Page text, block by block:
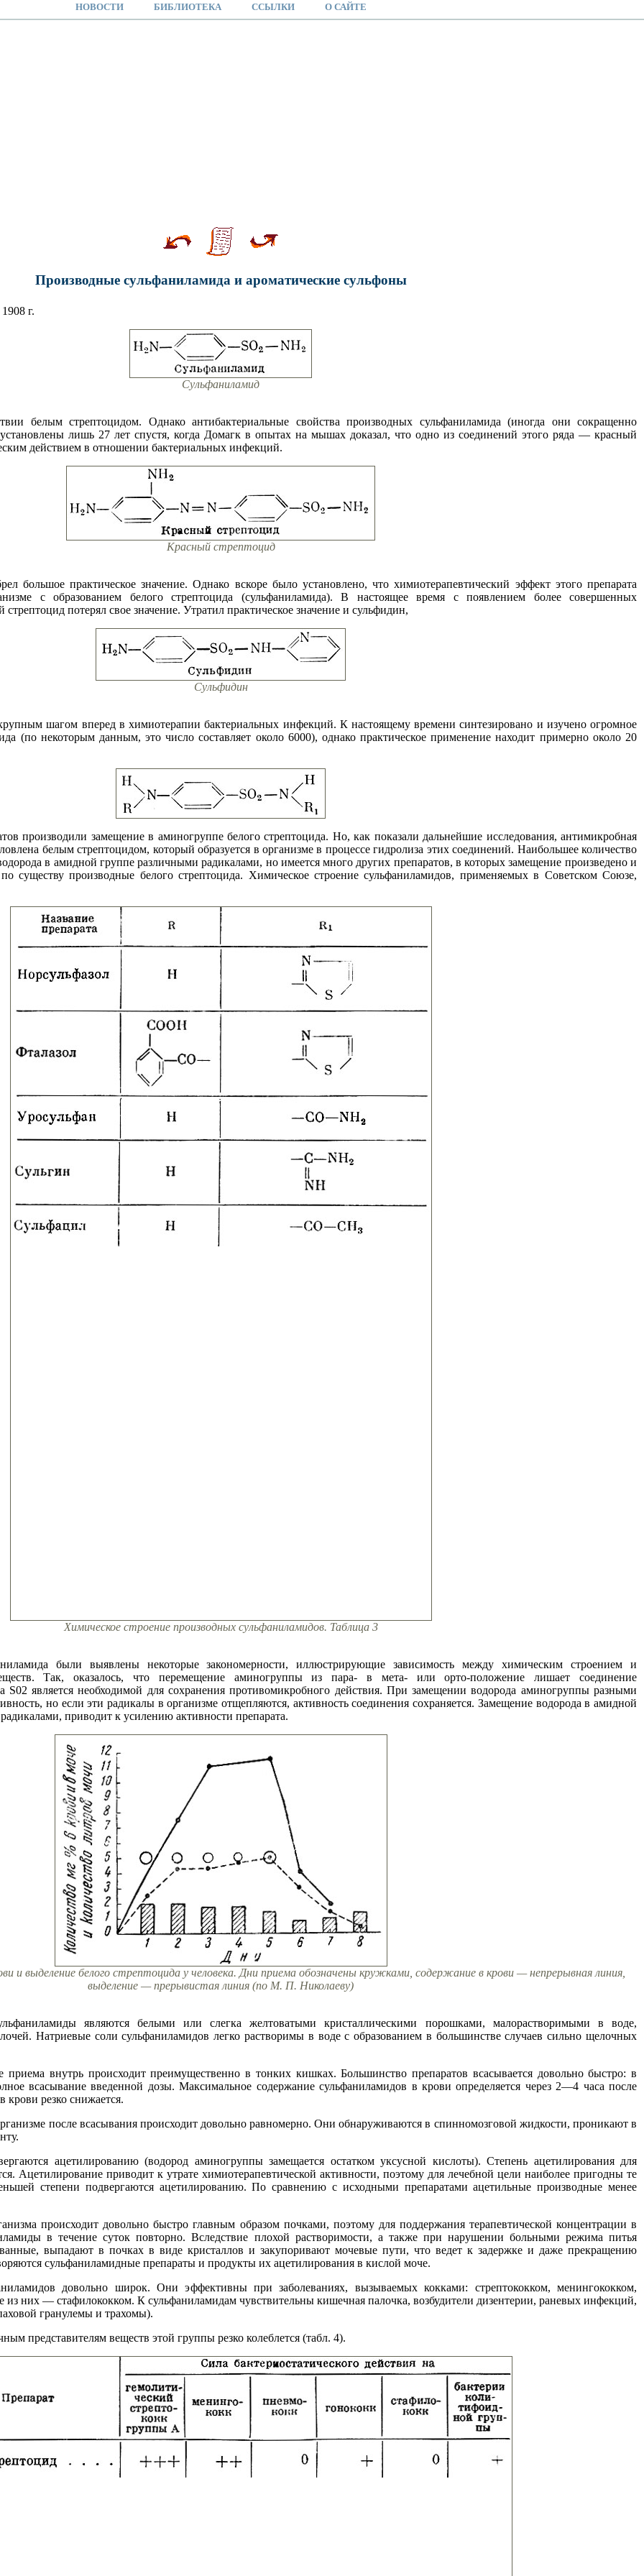
НОВОСТИ БИБЛИОТЕКА ССЫЛКИ О САЙТЕ
Производные сульфаниламида и ароматические сульфоны
г.
Сульфаниламид
белым стрептоцидом. Однако антибактериальные свойства производных сульфаниламида (иногда они сокращенно
лишь 27 лет спустя, когда Домагк в опытах на мышах доказал, что одно из соединений этого ряда — красный
действием в отношении бактериальных инфекций.
Красный стрептоцид
большое практическое значение. Однако вскоре было установлено, что химиотерапевтический эффект этого препарата
с образованием белого стрептоцида (сульфаниламида). В настоящее время с появлением более совершенных
потерял свое значение. Утратил практическое значение и сульфидин,
Сульфидин
шагом вперед в химиотерапии бактериальных инфекций. К настоящему времени синтезировано и изучено огромное
(по некоторым данным, это число составляет около 6000), однако практическое применение находит примерно около 20
производили замещение в аминогруппе белого стрептоцида. Но, как показали дальнейшие исследования, антимикробная
белым стрептоцидом, который образуется в организме в процессе гидролиза этих соединений. Наибольшее количество
в амидной группе различными радикалами, но имеется много других препаратов, в которых замещение произведено и
производные белого стрептоцида. Химическое строение сульфаниламидов, применяемых в Советском Союзе,
Химическое строение производных сульфаниламидов. Таблица 3
были выявлены некоторые закономерности, иллюстрирующие зависимость между химическим строением и
Так, оказалось, что перемещение аминогруппы из пара- в мета- или орто-положение лишает соединение
S02 является необходимой для сохранения противомикробного действия. При замещении водорода аминогруппы разными
но если эти радикалы в организме отщепляются, активность соединения сохраняется. Замещение водорода в амидной
приводит к усилению активности препарата.
и выделение белого стрептоцида у человека. Дни приема обозначены кружками, содержание в крови — непрерывная линия,
выделение — прерывистая линия (по М. П. Николаеву)
являются белыми или слегка желтоватыми кристаллическими порошками, малорастворимыми в воде,
Натриевые соли сульфаниламидов легко растворимы в воде с образованием в большинстве случаев сильно щелочных
приема внутрь происходит преимущественно в тонких кишках. Большинство препаратов всасывается довольно быстро: в
всасывание введенной дозы. Максимальное содержание сульфаниламидов в крови определяется через 2—4 часа после
крови резко снижается.
после всасывания происходит довольно равномерно. Они обнаруживаются в спинномозговой жидкости, проникают в
ацетилированию (водород аминогруппы замещается остатком уксусной кислоты). Степень ацетилирования для
Ацетилирование приводит к утрате химиотерапевтической активности, поэтому для лечебной цели наиболее пригодны те
степени подвергаются ацетилированию. По сравнению с исходными препаратами ацетильные производные менее
происходит довольно быстро главным образом почками, поэтому для поддержания терапевтической концентрации в
в течение суток повторно. Вследствие плохой растворимости, а также при нарушении больными режима питья
выпадают в почках в виде кристаллов и закупоривают мочевые пути, что ведет к задержке и даже прекращению
сульфаниламидные препараты и продукты их ацетилирования в кислой моче.
довольно широк. Они эффективны при заболеваниях, вызываемых кокками: стрептококком, менингококком,
из них — стафилококком. К сульфаниламидам чувствительны кишечная палочка, возбудители дизентерии, раневых инфекций,
гранулемы и трахомы).
представителям веществ этой группы резко колеблется (табл. 4).